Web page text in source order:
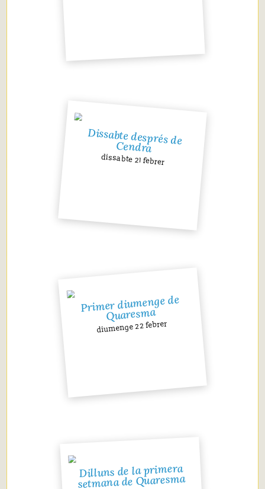
Dissabte després de
Cendra
dissabte 21 febrer
Primer diumenge de
Quaresma
diumenge 22 febrer
Dilluns de la primera
setmana de Quaresma